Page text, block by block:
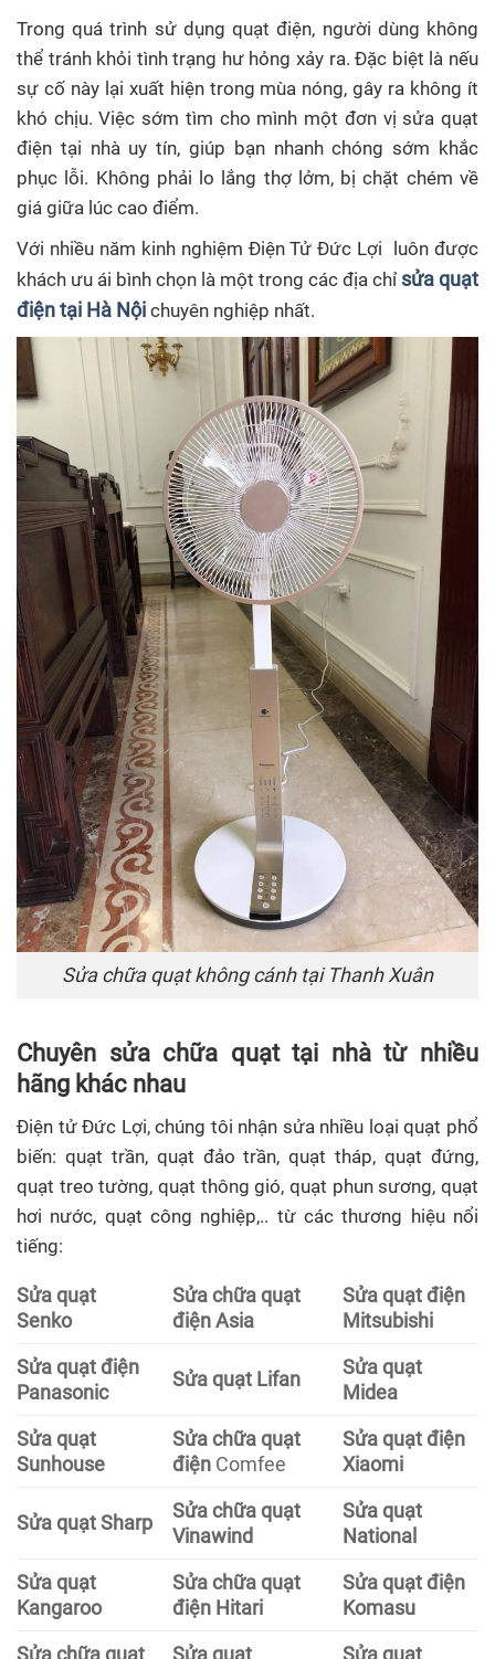
Trong quá trình sử dụng quạt điện, người dùng không
thể tránh khỏi tình trạng hư hỏng xảy ra. Đặc biệt là nếu
sự cố này lại xuất hiện trong mùa nóng, gây ra không ít
khó chịu. Việc sớm tìm cho mình một đơn vị sửa quạt
điện tại nhà uy tín, giúp bạn nhanh chóng sớm khắc
phục lỗi. Không phải lo lắng thợ lởm, bị chặt chém về
giá giữa lúc cao điểm.
Với nhiều năm kinh nghiệm Điện Tử Đức Lợi luôn được
khách ưu ái bình chọn là một trong các địa chỉ sửa quạt
điện tại Hà Nội chuyên nghiệp nhất.
Sửa chữa quạt không cánh tại Thanh Xuân
Chuyên sửa chữa quạt tại nhà từ nhiều
hãng khác nhau
Điện tử Đức Lợi, chúng tôi nhận sửa nhiều loại quạt phổ
biến: quạt trần, quạt đảo trần, quạt tháp, quạt đứng,
quạt treo tường, quạt thông gió, quạt phun sương, quạt
hơi nước, quạt công nghiệp,.. từ các thương hiệu nổi
tiếng:
Sửa quạt
Senko
Sửa chữa quạt
điện Asia
Sửa quạt điện
Mitsubishi
Sửa quạt điện
Panasonic
Sửa quạt Lifan
Sửa quạt
Midea
Sửa quạt
Sunhouse
Sửa chữa quạt
điện Comfee
Sửa quạt điện
Xiaomi
Sửa quạt Sharp
Sửa chữa quạt
Vinawind
Sửa quạt
National
Sửa quạt
Kangaroo
Sửa chữa quạt
điện Hitari
Sửa quạt điện
Komasu